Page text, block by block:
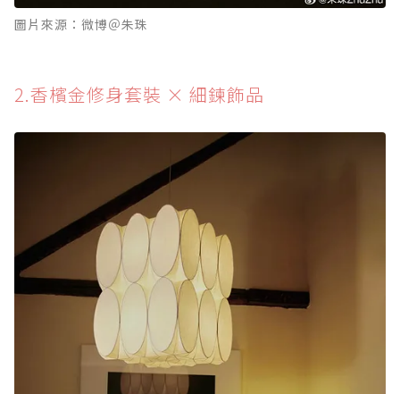
圖片來源：微博＠朱珠
2.香檳金修身套裝 × 細鍊飾品